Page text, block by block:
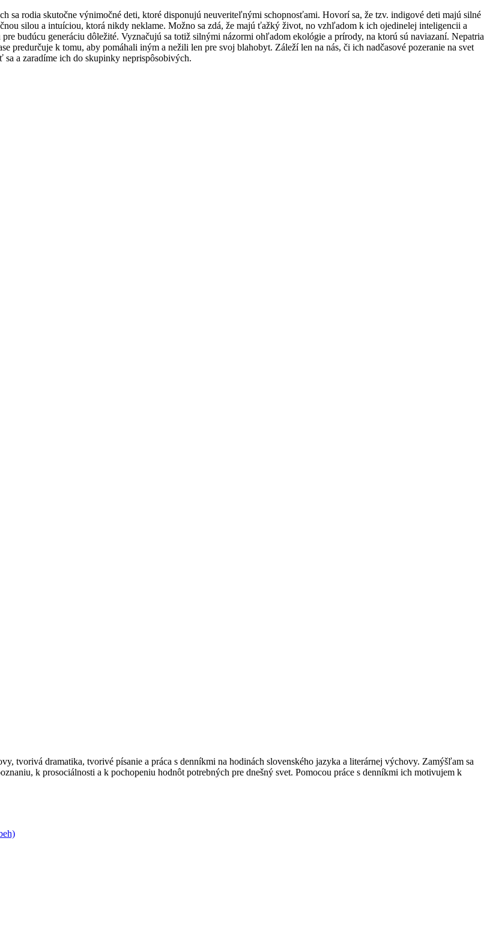
rodia skutočne výnimočné deti, ktoré disponujú neuveriteľnými schopnosťami. Hovorí sa, že tzv. indigové deti majú silné
silou a intuíciou, ktorá nikdy neklame. Možno sa zdá, že majú ťažký život, no vzhľadom k ich ojedinelej inteligencii a
budúcu generáciu dôležité. Vyznačujú sa totiž silnými názormi ohľadom ekológie a prírody, na ktorú sú naviazaní. Nepatria
predurčuje k tomu, aby pomáhali iným a nežili len pre svoj blahobyt. Záleží len na nás, či ich nadčasové pozeranie na svet
a zaradíme ich do skupinky neprispôsobivých.
tvorivá dramatika, tvorivé písanie a práca s denníkmi na hodinách slovenského jazyka a literárnej výchovy. Zamýšľam sa
k prosociálnosti a k pochopeniu hodnôt potrebných pre dnešný svet. Pomocou práce s denníkmi ich motivujem k